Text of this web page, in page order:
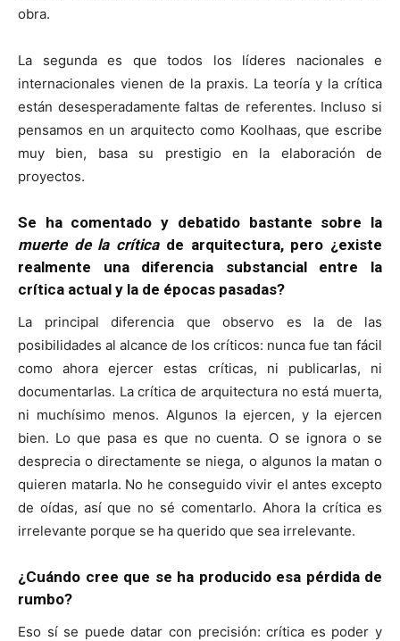
obra.
La segunda es que todos los líderes nacionales e
internacionales vienen de la praxis. La teoría y la crítica
están desesperadamente faltas de referentes. Incluso si
pensamos en un arquitecto como Koolhaas, que escribe
muy bien, basa su prestigio en la elaboración de
proyectos.
Se ha comentado y debatido bastante sobre la
muerte de la críticade arquitectura, pero ¿existe
realmente una diferencia substancial entre la
crítica actual y la de épocas pasadas?
La principal diferencia que observo es la de las
posibilidades al alcance de los críticos: nunca fue tan fácil
como ahora ejercer estas críticas, ni publicarlas, ni
documentarlas. La crítica de arquitectura no está muerta,
ni muchísimo menos. Algunos la ejercen, y la ejercen
bien. Lo que pasa es que no cuenta. O se ignora o se
desprecia o directamente se niega, o algunos la matan o
quieren matarla. No he conseguido vivir el antes excepto
de oídas, así que no sé comentarlo. Ahora la crítica es
irrelevante porque se ha querido que sea irrelevante.
¿Cuándo cree que se ha producido esa pérdida de
rumbo?
Eso sí se puede datar con precisión: crítica es poder y